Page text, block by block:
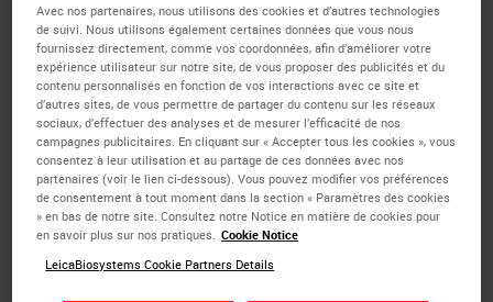
PMID: PMC8340647
Publication:
Frontiers in Immunology.
2021;12.
doi:10.3389/fimmu.2021.713420
Institute:
Department of Microbiology &
Immunology, Georgetown
University Medical Center,
Avec nos partenaires, nous utilisons des cookies et d’autres technologies
de suivi. Nous utilisons également certaines données que vous nous
fournissez directement, comme vos coordonnées, afin d’améliorer votre
expérience utilisateur sur notre site, de vous proposer des publicités et du
contenu personnalisés en fonction de vos interactions avec ce site et
d’autres sites, de vous permettre de partager du contenu sur les réseaux
sociaux, d’effectuer des analyses et de mesurer l’efficacité de nos
campagnes publicitaires. En cliquant sur « Accepter tous les cookies », vous
consentez à leur utilisation et au partage de ces données avec nos
partenaires (voir le lien ci-dessous). Vous pouvez modifier vos préférences
de consentement à tout moment dans la section « Paramètres des cookies
» en bas de notre site. Consultez notre Notice en matière de cookies pour
en savoir plus sur nos pratiques.
Cookie Notice
LeicaBiosystems Cookie Partners Details